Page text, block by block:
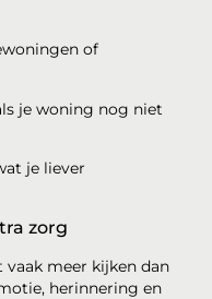
of
je woning nog niet
je liever
zorg
meer kijken dan
herinnering en